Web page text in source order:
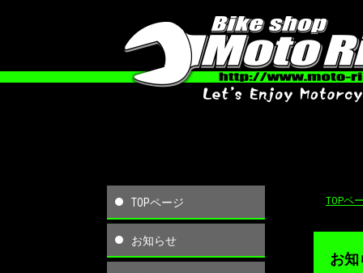
TOPページ
お知らせ
TOPペ
お知